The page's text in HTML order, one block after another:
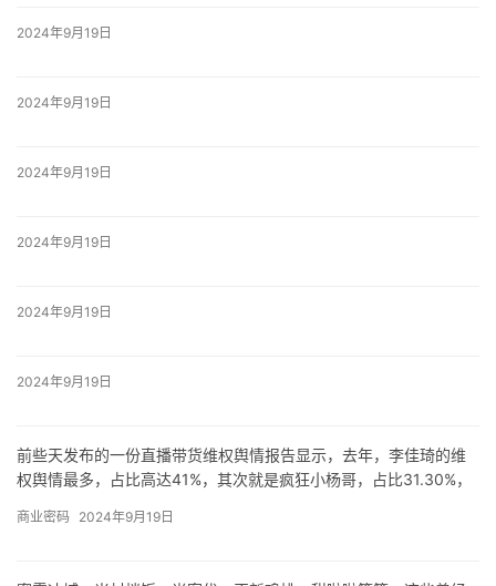
2024年9月19日
2024年9月19日
2024年9月19日
2024年9月19日
2024年9月19日
2024年9月19日
前些天发布的一份直播带货维权舆情报告显示，去年，李佳琦的维
权舆情最多，占比高达41%，其次就是疯狂小杨哥，占比31.30%，
平常的纯佣金模式是通过自然流量，买一单收取一单的佣金，大概
商业密码 2024年9月19日